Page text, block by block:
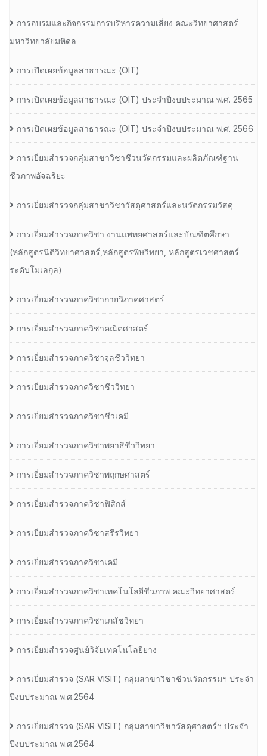
การอบรมและกิจกรรมการบริหารความเสี่ยง คณะวิทยาศาสตร์
มหาวิทยาลัยมหิดล
การเปิดเผยข้อมูลสาธารณะ (OIT)
การเปิดเผยข้อมูลสาธารณะ (OIT) ประจำปีงบประมาณ พ.ศ. 2565
การเปิดเผยข้อมูลสาธารณะ (OIT) ประจำปีงบประมาณ พ.ศ. 2566
การเยี่ยมสำรวจกลุ่มสาขาวิชาชีวนวัตกรรมและผลิตภัณฑ์ฐาน
ชีวภาพอัจฉริยะ
การเยี่ยมสำรวจกลุ่มสาขาวิชาวัสดุศาสตร์และนวัตกรรมวัสดุ
การเยี่ยมสำรวจภาควิชา งานแพทยศาสตร์และบัณฑิตศึกษา
(หลักสูตรนิติวิทยาศาสตร์,หลักสูตรพิษวิทยา, หลักสูตรเวชศาสตร์
ระดับโมเลกุล)
การเยี่ยมสำรวจภาควิชากายวิภาคศาสตร์
การเยี่ยมสำรวจภาควิชาคณิตศาสตร์
การเยี่ยมสำรวจภาควิชาจุลชีววิทยา
การเยี่ยมสำรวจภาควิชาชีววิทยา
การเยี่ยมสำรวจภาควิชาชีวเคมี
การเยี่ยมสำรวจภาควิชาพยาธิชีววิทยา
การเยี่ยมสำรวจภาควิชาพฤกษศาสตร์
การเยี่ยมสำรวจภาควิชาฟิสิกส์
การเยี่ยมสำรวจภาควิชาสรีรวิทยา
การเยี่ยมสำรวจภาควิชาเคมี
การเยี่ยมสำรวจภาควิชาเทคโนโลยีชีวภาพ คณะวิทยาศาสตร์
การเยี่ยมสำรวจภาควิชาเภสัชวิทยา
การเยี่ยมสำรวจศูนย์วิจัยเทคโนโลยียาง
การเยี่ยมสํารวจ (SAR VISIT) กลุ่มสาขาวิชาชีวนวัตกรรมฯ ประจํา
ปีงบประมาณ พ.ศ.2564
การเยี่ยมสํารวจ (SAR VISIT) กลุ่มสาขาวิชาวัสดุศาสตร์ฯ ประจํา
ปีงบประมาณ พ.ศ.2564